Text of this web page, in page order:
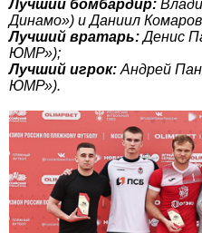
Лучший бомбардир:
Динамо») и Даниил
Лучший вратарь:Денис
ЮМР»);
Лучший игрок: Андрей
ЮМР»).